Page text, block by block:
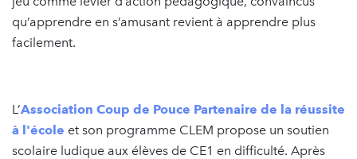
qu’apprendre en s’amusant revient à apprendre plus
facilement.
L’Association Coup de Pouce Partenaire de la réussite
à l'école et son programme CLEM propose un soutien
scolaire ludique aux élèves de CE1 en difficulté. Après